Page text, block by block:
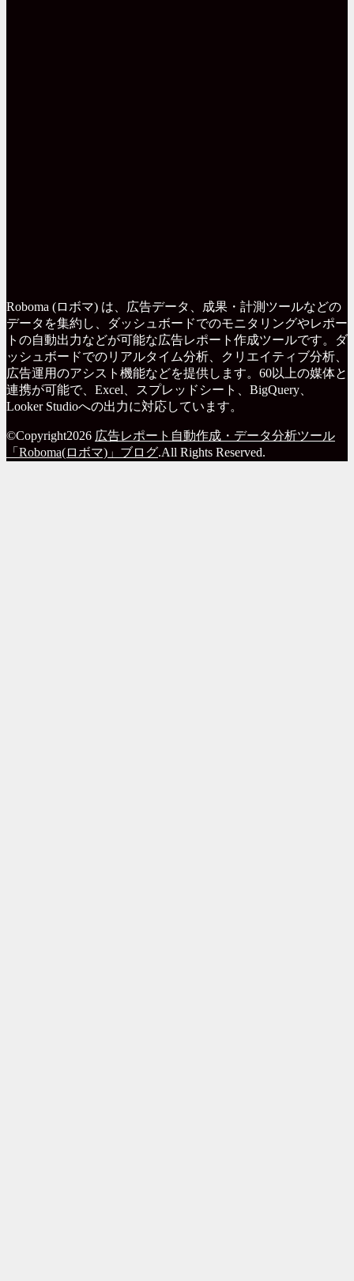
Roboma (ロボマ) は、広告データ、成果・計測ツールなどの
データを集約し、ダッシュボードでのモニタリングやレポー
トの自動出力などが可能な広告レポート作成ツールです。ダ
ッシュボードでのリアルタイム分析、クリエイティブ分析、
広告運用のアシスト機能などを提供します。60以上の媒体と
連携が可能で、Excel、スプレッドシート、BigQuery、
Looker Studioへの出力に対応しています。
©Copyright2026 広告レポート自動作成・データ分析ツール
「Roboma(ロボマ)」ブログ.All Rights Reserved.